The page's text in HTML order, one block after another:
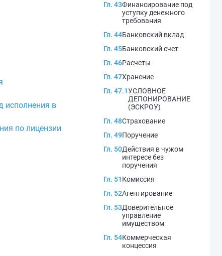
исполнения в
по лицензии
Гл. 43Финансирование под
уступку денежного
требования
Гл. 44Банковский вклад
Гл. 45Банковский счет
Гл. 46Расчеты
Гл. 47Хранение
Гл. 47.1УСЛОВНОЕ
ДЕПОНИРОВАНИЕ
(ЭСКРОУ)
Гл. 48Страхование
Гл. 49Поручение
Гл. 50Действия в чужом
интересе без
поручения
Гл. 51Комиссия
Гл. 52Агентирование
Гл. 53Доверительное
управление
имуществом
Гл. 54Коммерческая
концессия